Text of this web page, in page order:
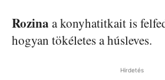
Rozina a konyhatitkait is
hogyan tökéletes a húsleves.
Hirdetés